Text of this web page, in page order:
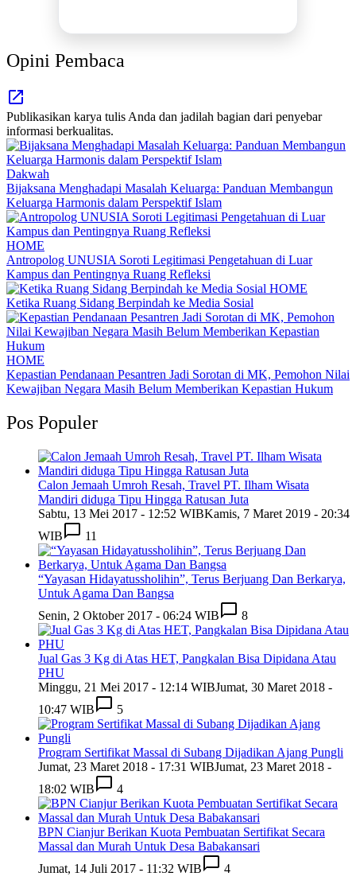
Opini Pembaca
Publikasikan karya tulis Anda dan jadilah bagian dari penyebar
informasi berkualitas.
Dakwah
Bijaksana Menghadapi Masalah Keluarga: Panduan Membangun
Keluarga Harmonis dalam Perspektif Islam
HOME
Antropolog UNUSIA Soroti Legitimasi Pengetahuan di Luar
Kampus dan Pentingnya Ruang Refleksi
HOME
Ketika Ruang Sidang Berpindah ke Media Sosial
HOME
Kepastian Pendanaan Pesantren Jadi Sorotan di MK, Pemohon Nilai
Kewajiban Negara Masih Belum Memberikan Kepastian Hukum
Pos Populer
Calon Jemaah Umroh Resah, Travel PT. Ilham Wisata
Mandiri diduga Tipu Hingga Ratusan Juta
Sabtu, 13 Mei 2017 - 12:52 WIBKamis, 7 Maret 2019 - 20:34
WIB
11
“Yayasan Hidayatussholihin”, Terus Berjuang Dan Berkarya,
Untuk Agama Dan Bangsa
Senin, 2 Oktober 2017 - 06:24 WIB
8
Jual Gas 3 Kg di Atas HET, Pangkalan Bisa Dipidana Atau
PHU
Minggu, 21 Mei 2017 - 12:14 WIBJumat, 30 Maret 2018 -
10:47 WIB
5
Program Sertifikat Massal di Subang Dijadikan Ajang Pungli
Jumat, 23 Maret 2018 - 17:31 WIBJumat, 23 Maret 2018 -
18:02 WIB
4
BPN Cianjur Berikan Kuota Pembuatan Sertifikat Secara
Massal dan Murah Untuk Desa Babakansari
Jumat, 14 Juli 2017 - 11:32 WIB
4